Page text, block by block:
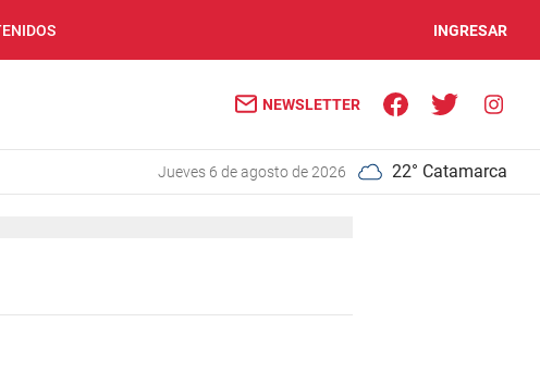
INGRESAR
NEWSLETTER
jueves 6 de agosto de 2026 22° Catamarca